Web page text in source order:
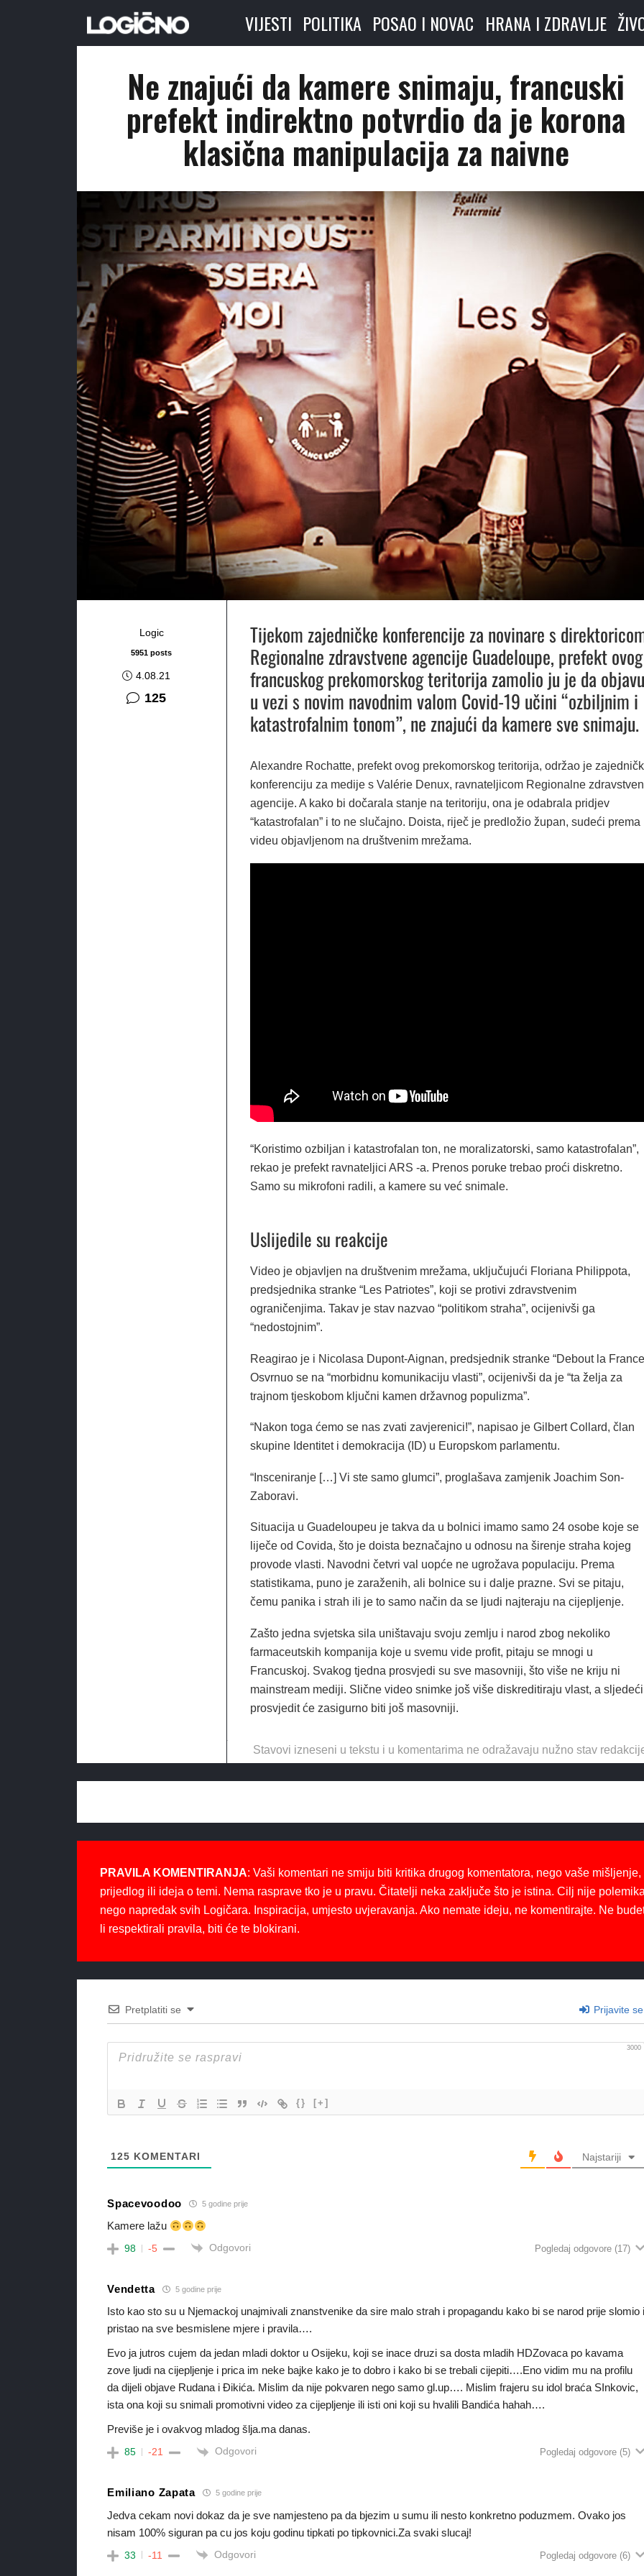
VIJESTI POLITIKA POSAO I NOVAC HRANA I ZDRAVLJE
Ne znajući da kamere snimaju, francuski
prefekt indirektno potvrdio da je korona
klasična manipulacija za naivne
Logic
5951 posts
4.08.21
125komentara
Tijekom zajedničke konferencije za novinare s
Regionalne zdravstvene agencije Guadeloupe, prefekt ovog
francuskog prekomorskog teritorija zamolio ju je da objavu
u vezi s novim navodnim valom Covid-19 učini “ozbiljnim i
katastrofalnim tonom”, ne znajući da kamere sve snimaju.
Alexandre Rochatte, prefekt ovog prekomorskog teritorija, održao je
konferenciju za medije s Valérie Denux, ravnateljicom Regionalne
agencije. A kako bi dočarala stanje na teritoriju, ona je odabrala pridjev
“katastrofalan” i to ne slučajno. Doista, riječ je predložio župan, sudeći prema
videu objavljenom na društvenim mrežama.
“Koristimo ozbiljan i katastrofalan ton, ne moralizatorski, samo katastrofalan”,
rekao je prefekt ravnateljici ARS -a. Prenos poruke trebao proći diskretno.
Samo su mikrofoni radili, a kamere su već snimale.
Uslijedile su reakcije
Video je objavljen na društvenim mrežama, uključujući Floriana Philippota,
predsjednika stranke “Les Patriotes”, koji se protivi zdravstvenim
ograničenjima. Takav je stav nazvao “politikom straha”, ocijenivši ga
“nedostojnim”.
Reagirao je i Nicolasa Dupont-Aignan, predsjednik stranke “Debout la
Osvrnuo se na “morbidnu komunikaciju vlasti”, ocijenivši da je “ta želja za
trajnom tjeskobom ključni kamen državnog populizma”.
“Nakon toga ćemo se nas zvati zavjerenici!”, napisao je Gilbert Collard, član
skupine Identitet i demokracija (ID) u Europskom parlamentu.
“Insceniranje […] Vi ste samo glumci”, proglašava zamjenik Joachim Son-
Zaboravi.
Situacija u Guadeloupeu je takva da u bolnici imamo samo 24 osobe koje se
liječe od Covida, što je doista beznačajno u odnosu na širenje straha kojeg
provode vlasti. Navodni četvri val uopće ne ugrožava populaciju. Prema
statistikama, puno je zaraženih, ali bolnice su i dalje prazne. Svi se pitaju,
čemu panika i strah ili je to samo način da se ljudi najteraju na cijepljenje.
Zašto jedna svjetska sila uništavaju svoju zemlju i narod zbog nekoliko
farmaceutskih kompanija koje u svemu vide profit, pitaju se mnogi u
Francuskoj. Svakog tjedna prosvjedi su sve masovniji, što više ne kriju ni
mainstream mediji. Slične video snimke još više diskreditiraju vlast, a sljedeći
prosvjedit će zasigurno biti još masovniji.
Stavovi izneseni u tekstu i u komentarima ne odražavaju nužno stav
PRAVILA KOMENTIRANJA: Vaši komentari ne smiju biti kritika drugog komentatora, nego vaše mišljenje,
prijedlog ili ideja o temi. Nema rasprave tko je u pravu. Čitatelji neka zaključe što je istina. Cilj nije
nego napredak svih Logičara. Inspiracija, umjesto uvjeravanja. Ako nemate ideju, ne komentirajte. Ne
li respektirali pravila, biti će te blokirani.
Pretplatiti se Prijavite se
3000
{} [+]
125 KOMENTARI Najstariji
Spacevoodoo 5 godine prije
Kamere lažu
98 -5 Odgovori Pogledaj odgovore (17)
Vendetta 5 godine prije
Isto kao sto su u Njemackoj unajmivali znanstvenike da sire malo strah i propagandu kako bi se narod prije slomio
pristao na sve besmislene mjere i pravila….
Evo ja jutros cujem da jedan mladi doktor u Osijeku, koji se inace druzi sa dosta mladih HDZovaca po kavama
zove ljudi na cijepljenje i prica im neke bajke kako je to dobro i kako bi se trebali cijepiti….Eno vidim mu na profilu
da dijeli objave Rudana i Đikića. Mislim da nije pokvaren nego samo gl.up…. Mislim frajeru su idol braća SInkovic,
ista ona koji su snimali promotivni video za cijepljenje ili isti oni koji su hvalili Bandića hahah….
Previše je i ovakvog mladog šlja.ma danas.
85 -21 Odgovori Pogledaj odgovore (5)
Emiliano Zapata 5 godine prije
Jedva cekam novi dokaz da je sve namjesteno pa da bjezim u sumu ili nesto konkretno poduzmem. Ovako jos
nisam 100% siguran pa cu jos koju godinu tipkati po tipkovnici.Za svaki slucaj!
33 -11 Odgovori Pogledaj odgovore (6)